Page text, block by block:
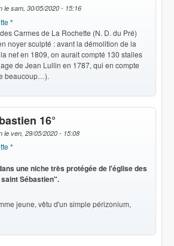
le sam, 30/05/2020 - 15:16
*
Carmes de La Rochette (N. D. du Pré)
noyer sculpté : avant la démolition de la
nef en 1809, on aurait compté 130 stalles
de Jean Lullin en 1787, qui en compte
beaucoup…).
16°
le ven, 29/05/2020 - 15:08
*
une niche très protégée de l'église des
Sébastien".
jeune, vêtu d'un simple périzonium,